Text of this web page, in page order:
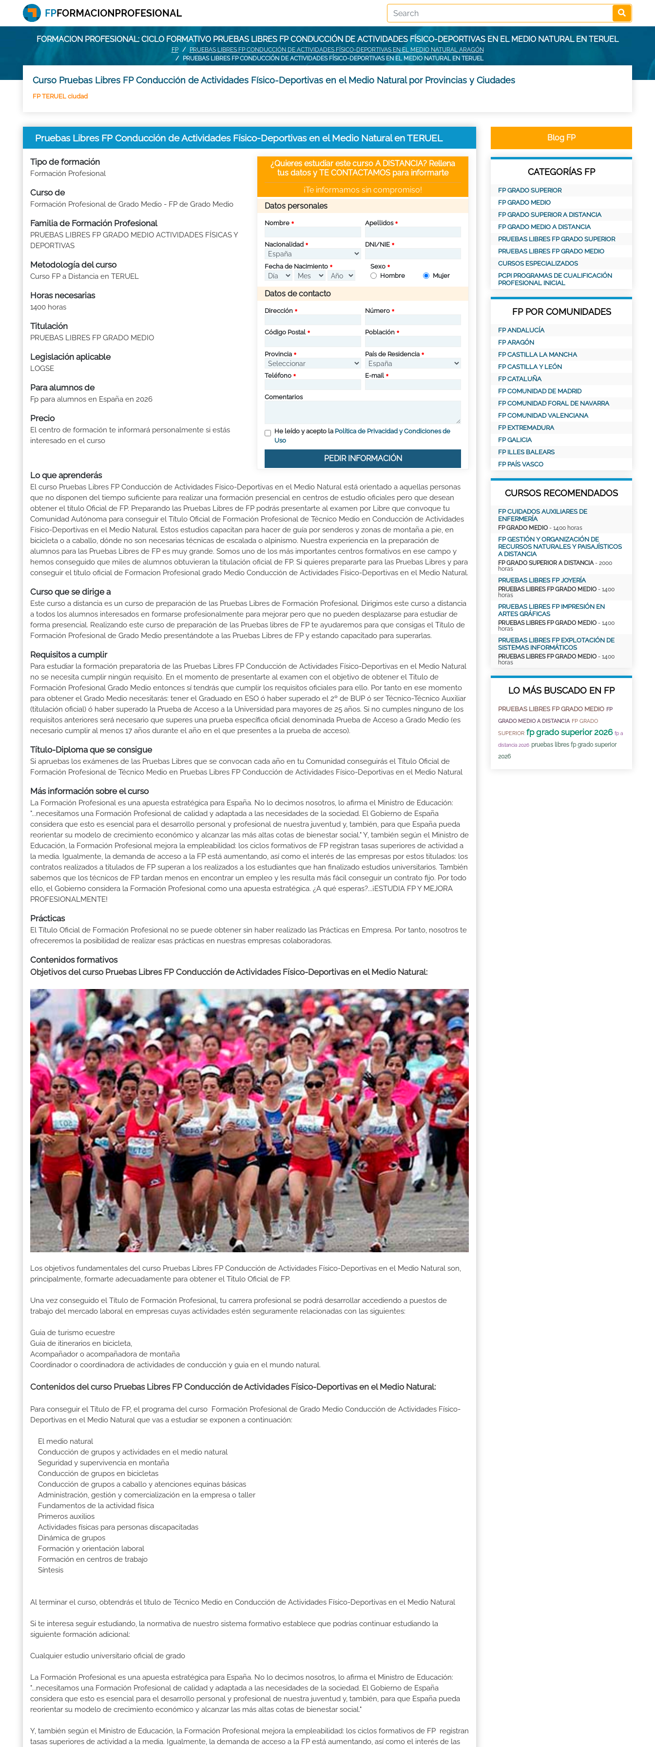
FORMACION PROFESIONAL: CICLO FORMATIVO PRUEBAS LIBRES FP CONDUCCIÓN DE ACTIVIDADES FÍSICO-DEPORTIVAS EN EL MEDIO NATURAL EN TERUEL
FP
PRUEBAS LIBRES FP CONDUCCIÓN DE ACTIVIDADES FÍSICO-DEPORTIVAS EN EL MEDIO NATURAL ARAGÓN
PRUEBAS LIBRES FP CONDUCCIÓN DE ACTIVIDADES FÍSICO-DEPORTIVAS EN EL MEDIO NATURAL EN TERUEL
Curso Pruebas Libres FP Conducción de Actividades Físico-Deportivas en el Medio Natural por Provincias y Ciudades
FP TERUEL ciudad
Pruebas Libres FP Conducción de Actividades Físico-Deportivas en el Medio Natural en TERUEL
Tipo de formación
Formación Profesional
Curso de
Formación Profesional de Grado Medio - FP de Grado Medio
Familia de Formación Profesional
PRUEBAS LIBRES FP GRADO MEDIO ACTIVIDADES FÍSICAS Y
DEPORTIVAS
Metodología del curso
Curso FP a Distancia en TERUEL
Horas necesarias
1400 horas
Titulación
PRUEBAS LIBRES FP GRADO MEDIO
Legislación aplicable
LOGSE
Para alumnos de
Fp para alumnos en España en 2026
Precio
El centro de formación te informará personalmente si estás
interesado en el curso
¿Quieres estudiar este curso A DISTANCIA? Rellena
tus datos y TE CONTACTAMOS para informarte
¡Te informamos sin compromiso!
Datos personales
Nombre Apellidos
Nacionalidad DNI/NIE
Fecha de Nacimiento
Sexo
Hombre
Mujer
Datos de contacto
Dirección Número
Código Postal Población
Provincia País de Residencia
Teléfono E-mail
Comentarios
He leído y acepto la Política de Privacidad y Condiciones de
Uso
PEDIR INFORMACIÓN
Lo que aprenderás
El curso Pruebas Libres FP Conducción de Actividades Físico-Deportivas en el Medio Natural está orientado a aquellas personas
que no disponen del tiempo suficiente para realizar una formación presencial en centros de estudio oficiales pero que desean
obtener el título Oficial de FP. Preparando las Pruebas Libres de FP podrás presentarte al examen por Libre que convoque tu
Comunidad Autónoma para conseguir el Título Oficial de Formación Profesional de Técnico Medio en Conducción de Actividades
Físico-Deportivas en el Medio Natural. Estos estudios capacitan para hacer de guía por senderos y zonas de montaña a pie, en
bicicleta o a caballo, dónde no son necesarias técnicas de escalada o alpinismo. Nuestra experiencia en la preparación de
alumnos para las Pruebas Libres de FP es muy grande. Somos uno de los más importantes centros formativos en ese campo y
hemos conseguido que miles de alumnos obtuvieran la titulación oficial de FP. Si quieres prepararte para las Pruebas Libres y para
conseguir el título oficial de Formacion Profesional grado Medio Conducción de Actividades Físico-Deportivas en el Medio Natural.
Curso que se dirige a
Este curso a distancia es un curso de preparación de las Pruebas Libres de Formación Profesional. Dirigimos este curso a distancia
a todos los alumnos interesados en formarse profesionalmente para mejorar pero que no pueden desplazarse para estudiar de
forma presencial. Realizando este curso de preparación de las Pruebas libres de FP te ayudaremos para que consigas el Título de
Formación Profesional de Grado Medio presentándote a las Pruebas Libres de FP y estando capacitado para superarlas.
Requisitos a cumplir
Para estudiar la formación preparatoria de las Pruebas Libres FP Conducción de Actividades Físico-Deportivas en el Medio Natural
no se necesita cumplir ningún requisito. En el momento de presentarte al examen con el objetivo de obtener el Titulo de
Formación Profesional Grado Medio entonces sí tendrás que cumplir los requisitos oficiales para ello. Por tanto en ese momento
para obtener el Grado Medio necesitarás: tener el Graduado en ESO ó haber superado el 2º de BUP ó ser Técnico-Técnico Auxiliar
(titulación oficial) ó haber superado la Prueba de Acceso a la Universidad para mayores de 25 años. Si no cumples ninguno de los
requisitos anteriores será necesario que superes una prueba específica oficial denominada Prueba de Acceso a Grado Medio (es
necesario cumplir al menos 17 años durante el año en el que presentes a la prueba de acceso).
Título-Diploma que se consigue
Si apruebas los exámenes de las Pruebas Libres que se convocan cada año en tu Comunidad conseguirás el Título Oficial de
Formación Profesional de Técnico Medio en Pruebas Libres FP Conducción de Actividades Físico-Deportivas en el Medio Natural
Más información sobre el curso
La Formación Profesional es una apuesta estratégica para España. No lo decimos nosotros, lo afirma el Ministro de Educación:
"...necesitamos una Formación Profesional de calidad y adaptada a las necesidades de la sociedad. El Gobierno de España
considera que esto es esencial para el desarrollo personal y profesional de nuestra juventud y, también, para que España pueda
reorientar su modelo de crecimiento económico y alcanzar las más altas cotas de bienestar social." Y, también según el Ministro de
Educación, la Formación Profesional mejora la empleabilidad: los ciclos formativos de FP registran tasas superiores de actividad a
la media. Igualmente, la demanda de acceso a la FP está aumentando, así como el interés de las empresas por estos titulados: los
contratos realizados a titulados de FP superan a los realizados a los estudiantes que han finalizado estudios universitarios. También
sabemos que los técnicos de FP tardan menos en encontrar un empleo y les resulta más fácil conseguir un contrato fijo. Por todo
ello, el Gobierno considera la Formación Profesional como una apuesta estratégica. ¿A qué esperas?...¡ESTUDIA FP Y MEJORA
PROFESIONALMENTE!
Prácticas
El Título Oficial de Formación Profesional no se puede obtener sin haber realizado las Prácticas en Empresa. Por tanto, nosotros te
ofreceremos la posibilidad de realizar esas prácticas en nuestras empresas colaboradoras.
Contenidos formativos
Objetivos del curso Pruebas Libres FP Conducción de Actividades Físico-Deportivas en el Medio Natural:
Los objetivos fundamentales del curso Pruebas Libres FP Conducción de Actividades Físico-Deportivas en el Medio Natural son,
principalmente, formarte adecuadamente para obtener el Titulo Oficial de FP.
Una vez conseguido el Título de Formación Profesional, tu carrera profesional se podrá desarrollar accediendo a puestos de
trabajo del mercado laboral en empresas cuyas actividades estén seguramente relacionadas con las siguientes:
Guia de turismo ecuestre
Guia de itinerarios en bicicleta,
Acompañador o acompañadora de montaña
Coordinador o coordinadora de actividades de conducción y guia en el mundo natural.
Contenidos del curso Pruebas Libres FP Conducción de Actividades Físico-Deportivas en el Medio Natural:
Para conseguir el Título de FP, el programa del curso Formación Profesional de Grado Medio Conducción de Actividades Físico-
Deportivas en el Medio Natural que vas a estudiar se exponen a continuación:
El medio natural
Conducción de grupos y actividades en el medio natural
Seguridad y supervivencia en montaña
Conducción de grupos en bicicletas
Conducción de grupos a caballo y atenciones equinas básicas
Administración, gestión y comercialización en la empresa o taller
Fundamentos de la actividad física
Primeros auxilios
Actividades físicas para personas discapacitadas
Dinámica de grupos
Formación y orientación laboral
Formación en centros de trabajo
Síntesis
Al terminar el curso, obtendrás el título de Técnico Medio en Conducción de Actividades Físico-Deportivas en el Medio Natural
Si te interesa seguir estudiando, la normativa de nuestro sistema formativo establece que podrías continuar estudiando la
siguiente formación adicional:
Cualquier estudio universitario oficial de grado
La Formación Profesional es una apuesta estratégica para España. No lo decimos nosotros, lo afirma el Ministro de Educación:
"...necesitamos una Formación Profesional de calidad y adaptada a las necesidades de la sociedad. El Gobierno de España
considera que esto es esencial para el desarrollo personal y profesional de nuestra juventud y, también, para que España pueda
reorientar su modelo de crecimiento económico y alcanzar las más altas cotas de bienestar social."
Y, también según el Ministro de Educación, la Formación Profesional mejora la empleabilidad: los ciclos formativos de FP registran
tasas superiores de actividad a la media. Igualmente, la demanda de acceso a la FP está aumentando, así como el interés de las
Blog FP
CATEGORÍAS FP
FP GRADO SUPERIOR
FP GRADO MEDIO
FP GRADO SUPERIOR A DISTANCIA
FP GRADO MEDIO A DISTANCIA
PRUEBAS LIBRES FP GRADO SUPERIOR
PRUEBAS LIBRES FP GRADO MEDIO
CURSOS ESPECIALIZADOS
PCPI PROGRAMAS DE CUALIFICACIÓN
PROFESIONAL INICIAL
FP POR COMUNIDADES
FP ANDALUCÍA
FP ARAGÓN
FP CASTILLA LA MANCHA
FP CASTILLA Y LEÓN
FP CATALUÑA
FP COMUNIDAD DE MADRID
FP COMUNIDAD FORAL DE NAVARRA
FP COMUNIDAD VALENCIANA
FP EXTREMADURA
FP GALICIA
FP ILLES BALEARS
FP PAÍS VASCO
CURSOS RECOMENDADOS
FP CUIDADOS AUXILIARES DE
ENFERMERÍA
FP GRADO MEDIO - 1400 horas
FP GESTIÓN Y ORGANIZACIÓN DE
RECURSOS NATURALES Y PAISAJÍSTICOS
A DISTANCIA
FP GRADO SUPERIOR A DISTANCIA- 2000
horas
PRUEBAS LIBRES FP JOYERÍA
PRUEBAS LIBRES FP GRADO MEDIO - 1400
horas
PRUEBAS LIBRES FP IMPRESIÓN EN
ARTES GRÁFICAS
PRUEBAS LIBRES FP GRADO MEDIO - 1400
horas
PRUEBAS LIBRES FP EXPLOTACIÓN DE
SISTEMAS INFORMÁTICOS
PRUEBAS LIBRES FP GRADO MEDIO - 1400
horas
LO MÁS BUSCADO EN FP
PRUEBAS LIBRES FP GRADO MEDIO FP
GRADO MEDIO A DISTANCIA FP GRADO
SUPERIOR fp grado superior 2026 fp a
distancia 2026 pruebas libres fp grado superior
2026